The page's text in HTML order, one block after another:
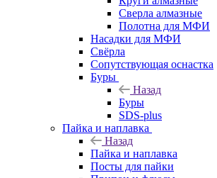
Сверла алмазные
Полотна для МФИ
Насадки для МФИ
Свёрла
Сопутствующая оснастка
Буры
Назад
Буры
SDS-plus
Пайка и наплавка
Назад
Пайка и наплавка
Посты для пайки